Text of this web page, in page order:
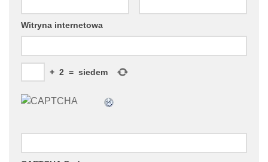
Witryna internetowa
+ 2 = siedem